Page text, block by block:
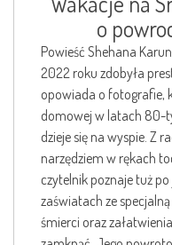
o
Powieść Shehana
2022 roku zdobyła
opowiada o fotografie,
domowej w latach 80-
dzieje się na wyspie. Z
narzędziem w rękach
czytelnik poznaje tuż
zaświatach ze
śmierci oraz